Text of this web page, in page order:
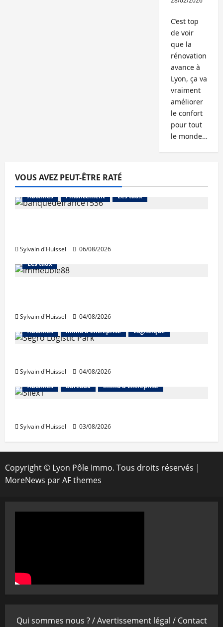
C’est top
de voir
que la
rénovation
avance à
Lyon, ça va
vraiment
améliorer
le confort
pour tout
le monde…
VOUS AVEZ PEUT-ÊTRE RATÉ
Abonnés Financement Les taux
Sylvain d'Huissel 06/08/2026
Abonnés Financement
Les taux
Sylvain d'Huissel
04/08/2026
Abonnés
Immo d'entreprise Logistique
Sylvain d'Huissel
04/08/2026
Abonnés
Bureaux Immo d'entreprise
Sylvain d'Huissel 03/08/2026
Copyright © Lyon Pôle Immo. Tous droits réservés |
MoreNews par AF themes
Qui sommes nous ? /Avertissement légal / Contact